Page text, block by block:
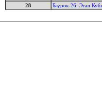
28
Баурок-26, Этап